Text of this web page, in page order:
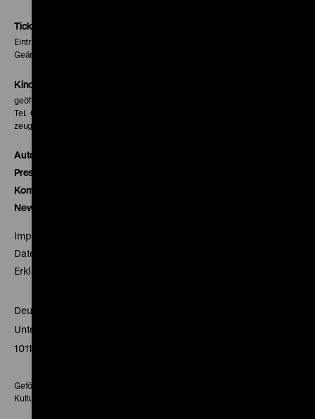
Tickets
Eintritt 5 €
Geänderte Preise sind im Programm vermerkt.
Kinokasse
geöffnet 30 Minuten vor Beginn der ersten Vorstellung
Tel. + 49 30 20304-770
zeughauskino@dhm.de
Autor*innen
Presse
Kontakt
Newsletter
Impressum
Datenschutz
Erklärung digitale Barrierefreiheit
Deutsches Historisches Museum
Unter den Linden 2
10117 Berlin
Gefördert mit Mitteln des Beauftragten der Bundesregierung für
Kultur und Medien